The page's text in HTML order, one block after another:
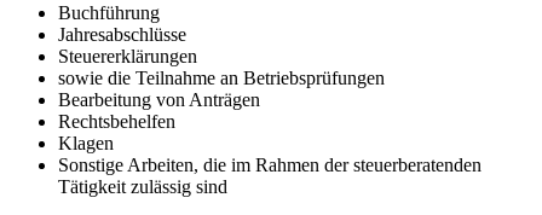
Buchführung
Jahresabschlüsse
Steuererklärungen
sowie die Teilnahme an Betriebsprüfungen
Bearbeitung von Anträgen
Rechtsbehelfen
Klagen
Sonstige Arbeiten, die im Rahmen der steuerberatenden
Tätigkeit zulässig sind